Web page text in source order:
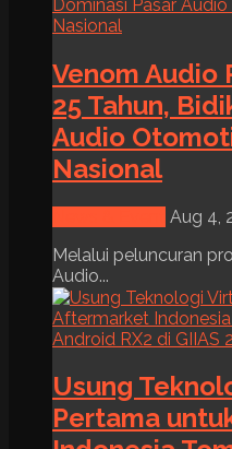
Venom Audio
25 Tahun,
Audio
Nasional
Aug 4,
Melalui peluncuran
Audio...
Usung
Pertama